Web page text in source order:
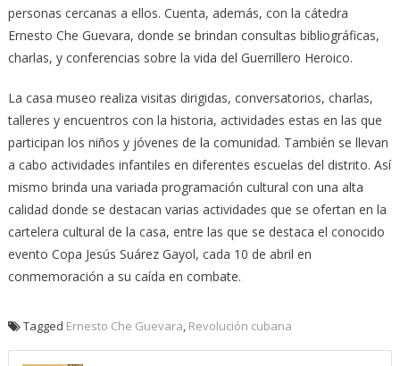
personas cercanas a ellos. Cuenta, además, con la cátedra
Ernesto Che Guevara, donde se brindan consultas bibliográficas,
charlas, y conferencias sobre la vida del Guerrillero Heroico.
La casa museo realiza visitas dirigidas, conversatorios, charlas,
talleres y encuentros con la historia, actividades estas en las que
participan los niños y jóvenes de la comunidad. También se llevan
a cabo actividades infantiles en diferentes escuelas del distrito. Así
mismo brinda una variada programación cultural con una alta
calidad donde se destacan varias actividades que se ofertan en la
cartelera cultural de la casa, entre las que se destaca el conocido
evento Copa Jesús Suárez Gayol, cada 10 de abril en
conmemoración a su caída en combate.
Tagged Ernesto Che Guevara Revolución cubana